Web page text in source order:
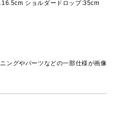
ショルダードロップ:35cm
ングやパーツなどの一部仕様が画像